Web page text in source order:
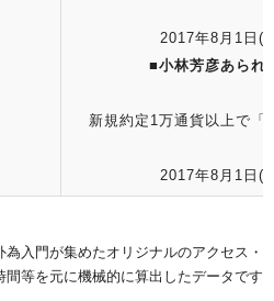
2017年8月1日(
■小林芳彦あられ
新規約定1万通貨以上で「
2017年8月1日(
入門が集めたオリジナルのアクセス・
間等を元に機械的に算出したデータです